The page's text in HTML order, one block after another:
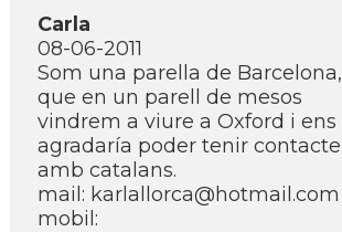
Carla
08-06-2011
Som una parella de Barcelona,
que en un parell de mesos
vindrem a viure a Oxford i ens
agradarí­a poder tenir contacte
amb catalans.
mail: karlallorca@hotmail.com
mobil: